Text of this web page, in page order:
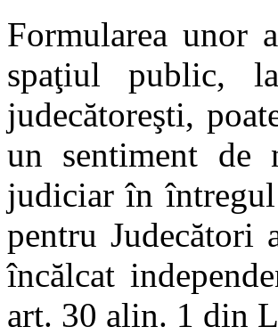
Formularea unor
spaţiul public,
judecătoreşti,
un sentiment de
judiciar în
pentru Judecători
încălcat
art. 30 alin. 1 din